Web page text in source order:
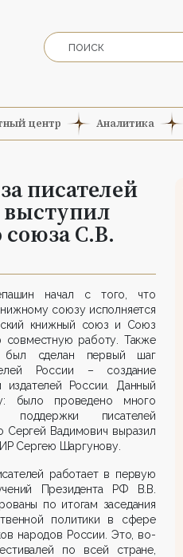
центр Аналитика
писателей
С.В.
начал с того, что
союзу исполняется
книжный союз и Союз
совместную работу. Также
был сделан первый шаг
России – создание
России. Данный
было проведено много
писателей
Сергей Вадимович выразил
Сергею Шаргунову.
работает в первую
Президента РФ В.В.
по итогам заседания
политики в сфере
народов России. Это, во-
по всей стране,